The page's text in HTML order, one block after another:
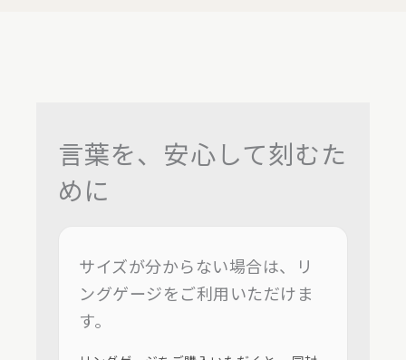
言葉を、安心して刻むた
めに
サイズが分からない場合は、リ
ングゲージをご利用いただけま
す。